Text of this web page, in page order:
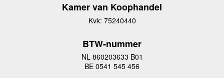
Kamer van Koophandel
Kvk: 75240440
BTW-nummer
NL 860203633 B01
BE 0541 545 456